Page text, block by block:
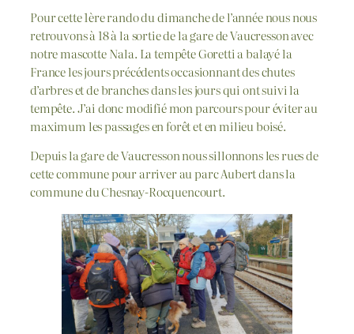
Pour cette 1ère rando du dimanche de l’année nous nous
retrouvons à 18 à la sortie de la gare de Vaucresson avec
notre mascotte Nala. La tempête Goretti a balayé la
France les jours précédents occasionnant des chutes
d’arbres et de branches dans les jours qui ont suivi la
tempête. J’ai donc modifié mon parcours pour éviter au
maximum les passages en forêt et en milieu boisé.
Depuis la gare de Vaucresson nous sillonnons les rues de
cette commune pour arriver au parc Aubert dans la
commune du Chesnay-Rocquencourt.